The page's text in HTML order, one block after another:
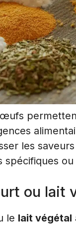
les
spécifiques
ou lait
le lait végétal